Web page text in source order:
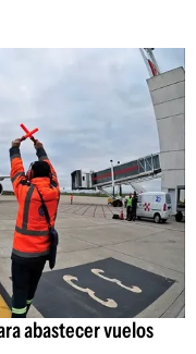
abastecer vuelos